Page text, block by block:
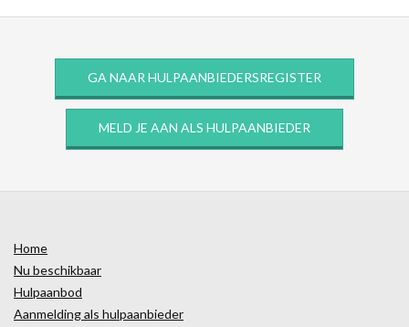
GA NAAR HULPAANBIEDERSREGISTER
MELD JE AAN ALS HULPAANBIEDER
Home
Nu beschikbaar
Hulpaanbod
Aanmelding als hulpaanbieder